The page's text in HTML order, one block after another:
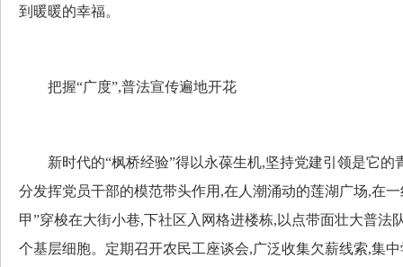
到暖暖的幸福。
把握“广度”,普法宣传遍地开花
新时代的“枫桥经验”得以永葆生机,坚持党建引领是它的
分发挥党员干部的模范带头作用,在人潮涌动的莲湖广场,在
甲”穿梭在大街小巷,下社区入网格进楼栋,以点带面壮大普法
个基层细胞。定期召开农民工座谈会,广泛收集欠薪线索,集